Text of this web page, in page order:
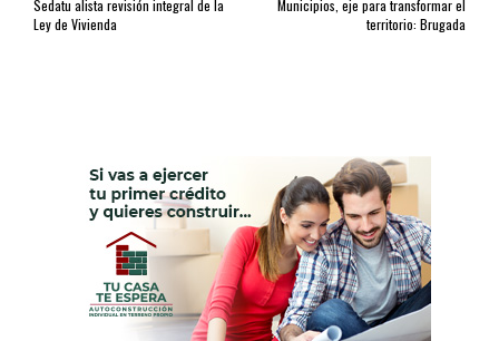
Sedatu alista revisión integral de la
Ley de Vivienda
Municipios, eje para transformar el
territorio: Brugada